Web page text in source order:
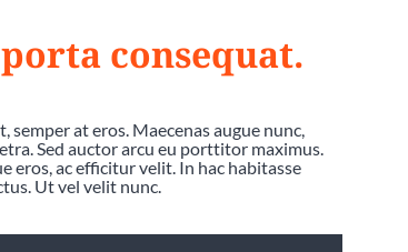
consequat.
semper at eros. Maecenas augue nunc,
Sed auctor arcu eu porttitor maximus.
eros, ac efficitur velit. In hac habitasse
Ut vel velit nunc.